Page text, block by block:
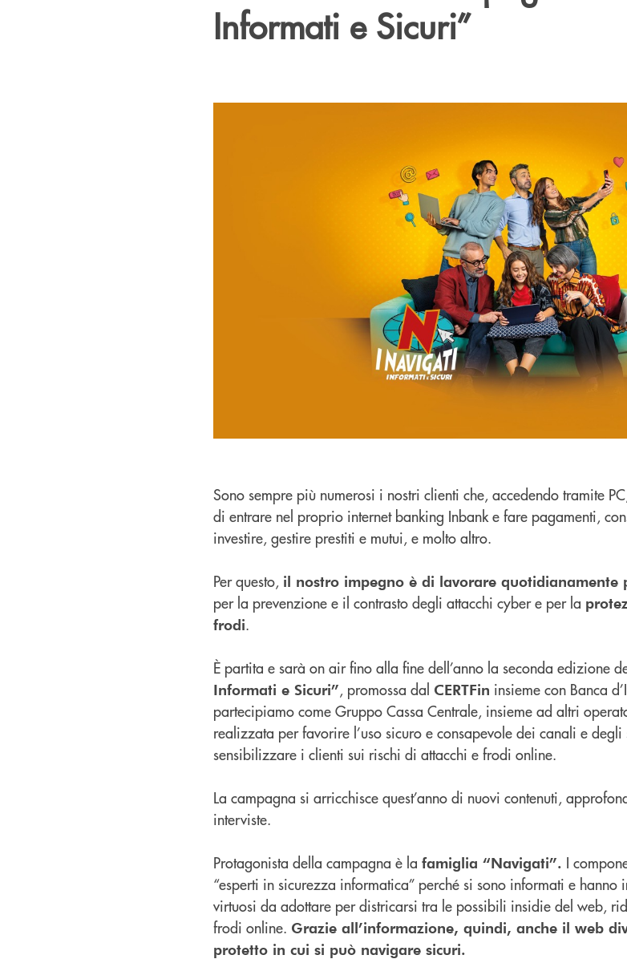
Informati e Sicuri”
Sono sempre più numerosi i nostri clienti che, accedendo tramite
di entrare nel proprio internet banking Inbank e fare pagamenti,
investire, gestire prestiti e mutui, e molto altro.
Per questo, il nostro impegno è di lavorare quotidianamente
per la prevenzione e il contrasto degli attacchi cyber e per la
frodi.
È partita e sarà on air fino alla fine dell’anno la seconda edizione
Informati e Sicuri”, promossa dal CERTFin insieme con Banca
partecipiamo come Gruppo Cassa Centrale, insieme ad altri
realizzata per favorire l’uso sicuro e consapevole dei canali e
sensibilizzare i clienti sui rischi di attacchi e frodi online.
La campagna si arricchisce quest’anno di nuovi contenuti,
interviste.
Protagonista della campagna è la famiglia “Navigati”. I
“esperti in sicurezza informatica” perché si sono informati e
virtuosi da adottare per districarsi tra le possibili insidie del web,
frodi online. Grazie all’informazione, quindi, anche il web
protetto in cui si può navigare sicuri.